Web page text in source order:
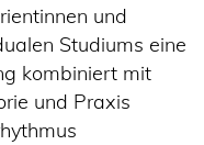
und
Studiums eine
kombiniert mit
und Praxis